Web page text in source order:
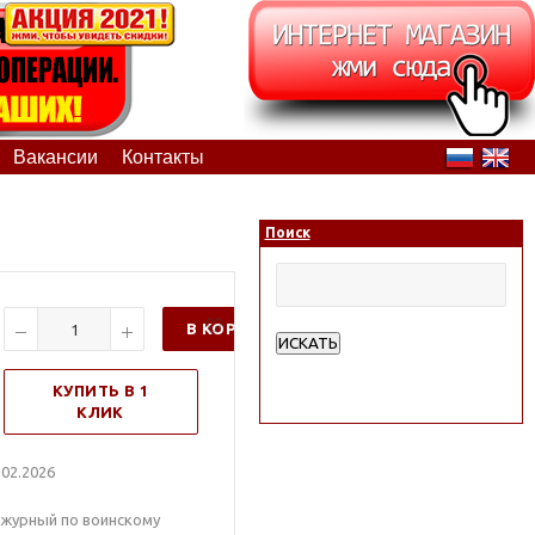
Вакансии Контакты
В КОРЗИНУ
КУПИТЬ В 1
КЛИК
по воинскому
Поиск
ИСКАТЬ